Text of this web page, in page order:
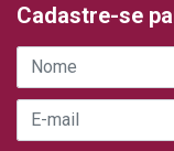
Cadastre-se